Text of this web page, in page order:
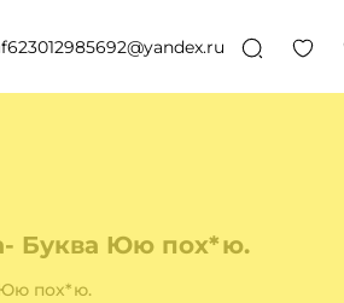
Буква Юю пох*ю.
Юю пох*ю.